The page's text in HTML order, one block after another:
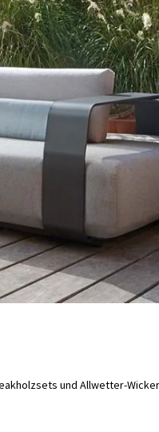
und Allwetter-